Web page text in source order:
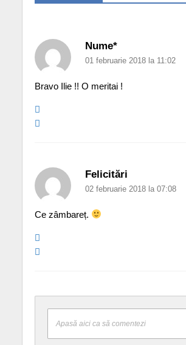
Nume*
01 februarie 2018 la 11:02
Bravo Ilie !! O meritai !
Felicitări
02 februarie 2018 la 07:08
Ce zâmbareț.
Apasă aici ca să comentezi